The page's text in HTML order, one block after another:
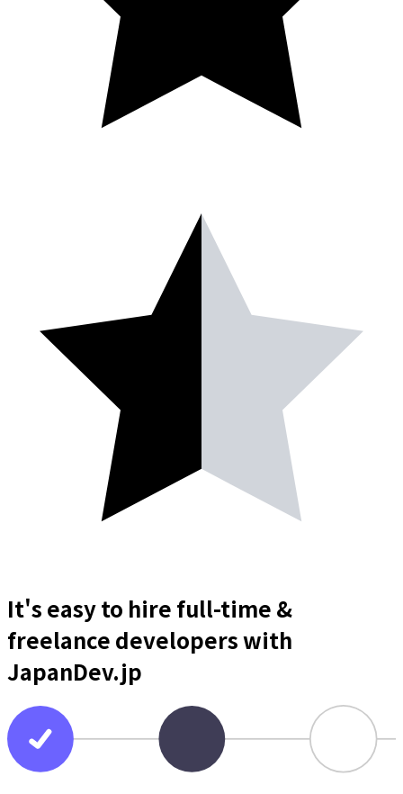
It's easy to hire full-time &
freelance developerswith
JapanDev.jp